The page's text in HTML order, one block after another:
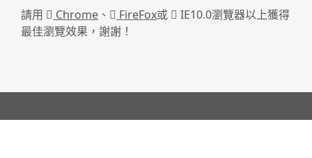
請用
Chrome 、 FireFox或
IE10.0瀏覽器以上獲得
最佳瀏覽效果，謝謝！